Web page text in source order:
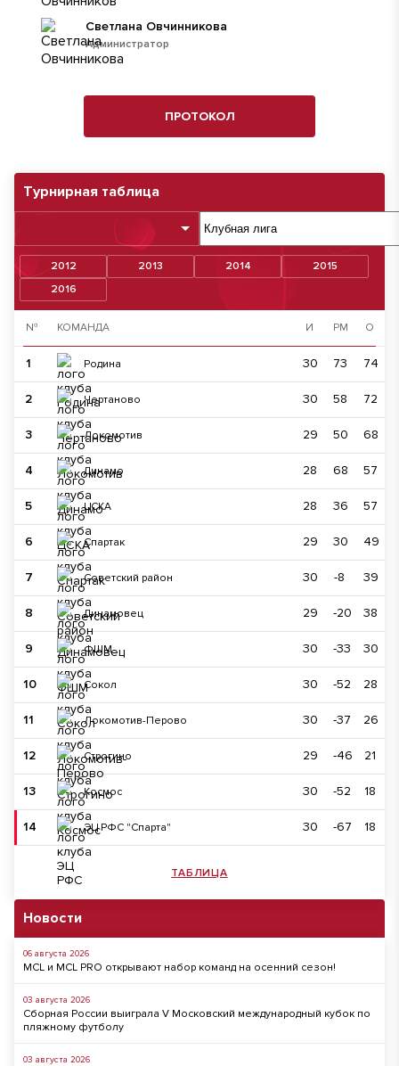
Турнирная таблица
2012 2013 2014
2015
2016
№ КОМАНДА И РМ О
1 Родина 30 73 74
2 Чертаново 30 58 72
3 Локомотив 29 50 68
4 Динамо 28 68 57
5 ЦСКА 28 36 57
6 Спартак 29 30 49
7 Советский район 30 -8 39
8 Динамовец 29 -20 38
9 ФШМ 30 -33 30
10 Сокол 30 -52 28
11 Локомотив-Перово 30 -37 26
12 Строгино 29 -46 21
13 Космос 30 -52 18
14 ЭЦ РФС "Спарта" 30 -67 18
ТАБЛИЦА
Новости
06 августа 2026
MCL и MCL PRO открывают набор команд на осенний сезон!
03 августа 2026
Сборная России выиграла V Московский международный кубок по
пляжному футболу
03 августа 2026
Администратор
Светлана Овчинникова
ПРОТОКОЛ